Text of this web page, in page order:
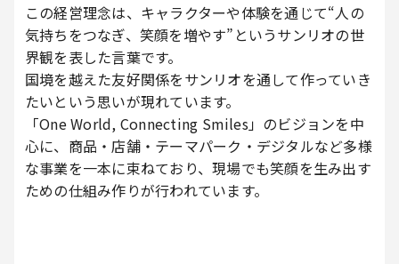
この経営理念は、キャラクターや体験を通じて“人の
気持ちをつなぎ、笑顔を増やす”というサンリオの世
界観を表した言葉です。
国境を越えた友好関係をサンリオを通して作っていき
たいという思いが現れています。
「One World, Connecting Smiles」のビジョンを中
心に、商品・店舗・テーマパーク・デジタルなど多様
な事業を一本に束ねており、現場でも笑顔を生み出す
ための仕組み作りが行われています。